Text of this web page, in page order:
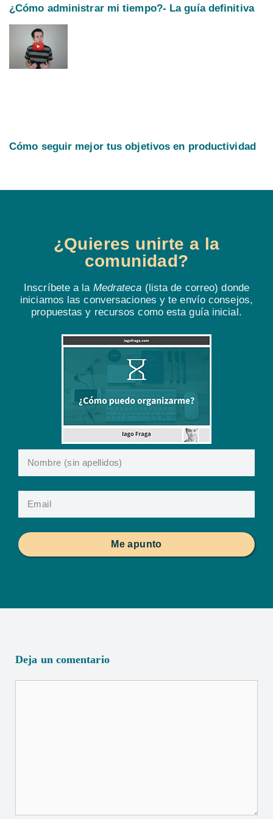
¿Cómo administrar mi tiempo?- La guía definitiva
Cómo seguir mejor tus objetivos en productividad
¿Quieres unirte a la
comunidad?
Inscríbete a la Medrateca (lista de correo) donde
iniciamos las conversaciones y te envío consejos,
propuestas y recursos como esta guía inicial.
Me apunto
Deja un comentario